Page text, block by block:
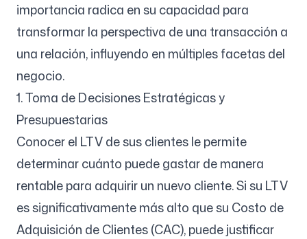
importancia radica en su capacidad para
transformar la perspectiva de una transacción a
una relación, influyendo en múltiples facetas del
negocio.
1. Toma de Decisiones Estratégicas y
Presupuestarias
Conocer el LTV de sus clientes le permite
determinar cuánto puede gastar de manera
rentable para adquirir un nuevo cliente. Si su LTV
es significativamente más alto que su Costo de
Adquisición de Clientes (CAC), puede justificar